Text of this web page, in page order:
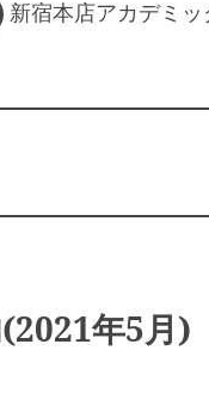
新宿本店アカデミッ
年5月)